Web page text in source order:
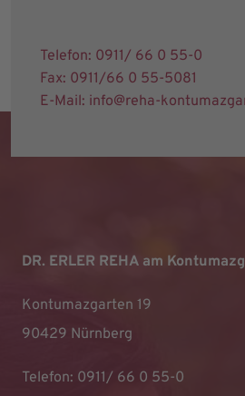
Telefon: 0911/ 66 0 55-0
Fax: 0911/66 0 55-5081
E-Mail: info@reha-
DR. ERLER REHA am
Kontumazgarten 19
90429 Nürnberg
Telefon: 0911/ 66 0 55-0